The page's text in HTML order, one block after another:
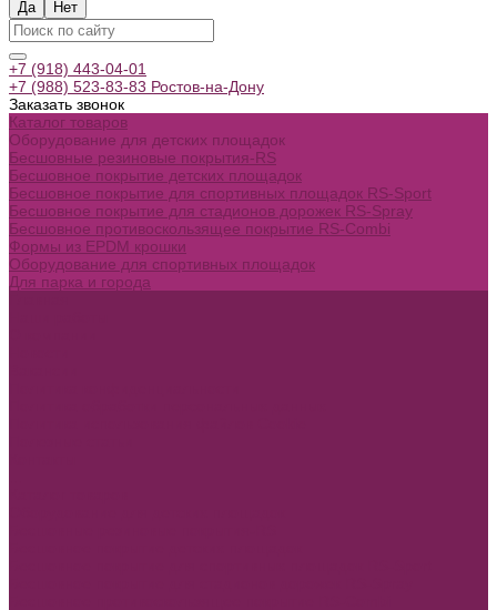
Да Нет
+7 (918) 443-04-01
+7 (988) 523-83-83 Ростов-на-Дону
Заказать звонок
Каталог товаров
Оборудование для детских площадок
Бесшовные резиновые покрытия-RS
Бесшовное покрытие детских площадок
Бесшовное покрытие для спортивных площадок RS-Sport
Бесшовное покрытие для стадионов дорожек RS-Spray
Бесшовное противоскользящее покрытие RS-Combi
Формы из EPDM крошки
Оборудование для спортивных площадок
Для парка и города